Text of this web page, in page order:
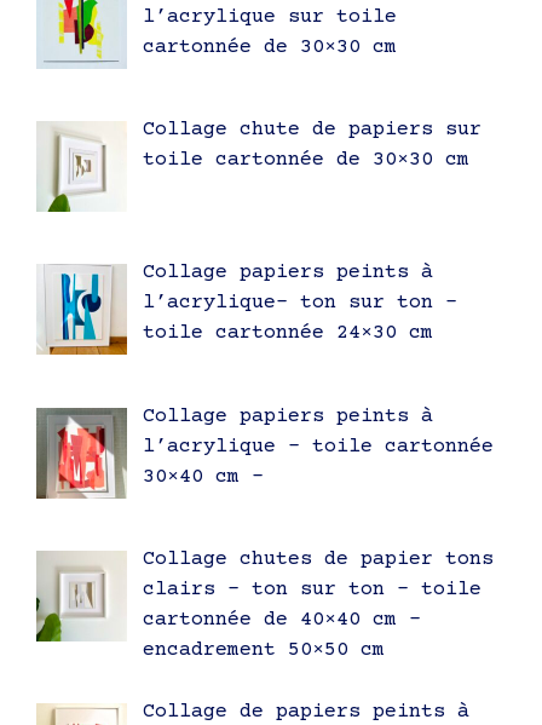
l’acrylique sur toile
cartonnée de 30×30 cm
Collage chute de papiers sur
toile cartonnée de 30×30 cm
Collage papiers peints à
l’acrylique- ton sur ton –
toile cartonnée 24×30 cm
Collage papiers peints à
l’acrylique – toile cartonnée
30×40 cm –
Collage chutes de papier tons
clairs – ton sur ton – toile
cartonnée de 40×40 cm –
encadrement 50×50 cm
Collage de papiers peints à